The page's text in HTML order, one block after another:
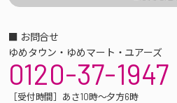
■ お問合せ
ゆめタウン・ゆめマート・ユアーズ
0120-37-1947
［受付時間］あさ10時～夕方6時